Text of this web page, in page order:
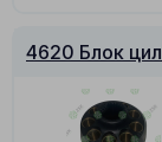
4620 Блок